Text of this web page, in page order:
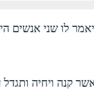
לו שני
קנה ויחיה